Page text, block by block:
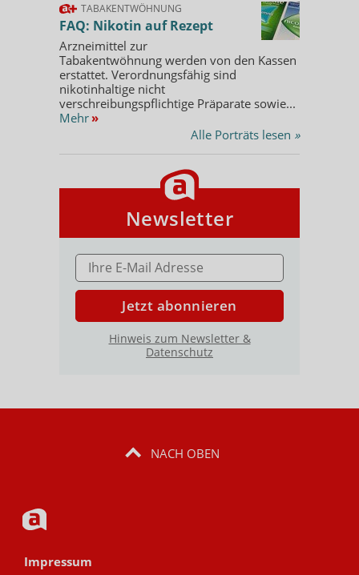
TABAKENTWÖHNUNG
FAQ: Nikotin auf Rezept
Arzneimittel zur
Tabakentwöhnung werden von den Kassen
erstattet. Verordnungsfähig sind
nikotinhaltige nicht
verschreibungspflichtige Präparate sowie...
Mehr »
Alle Porträts lesen »
Newsletter
E-MAIL ADRESSE
Jetzt abonnieren
Hinweis zum Newsletter &
Datenschutz
NACH OBEN
Impressum